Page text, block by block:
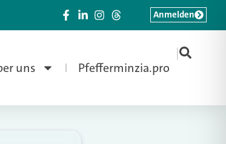
uns Pfefferminzia.pro
|
Anmelden